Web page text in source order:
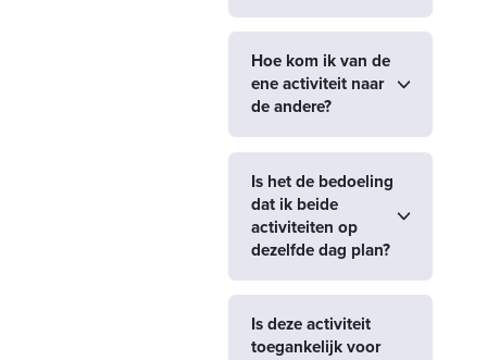
Hoe kom ik van de
ene activiteit naar
de andere?
Is het de bedoeling
dat ik beide
activiteiten op
dezelfde dag plan?
Is deze activiteit
toegankelijk voor